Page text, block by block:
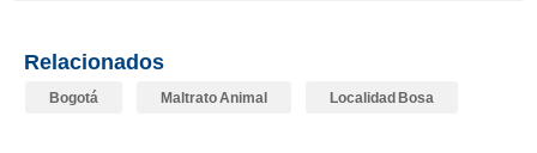
Relacionados
Bogotá Maltrato Animal Localidad Bosa